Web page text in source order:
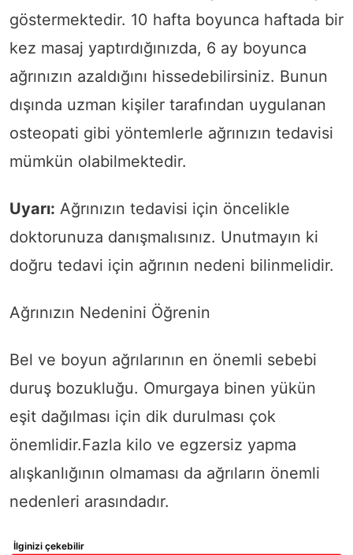
göstermektedir. 10 hafta boyunca haftada bir
kez masaj yaptırdığınızda, 6 ay boyunca
ağrınızın azaldığını hissedebilirsiniz. Bunun
dışında uzman kişiler tarafından uygulanan
osteopati gibi yöntemlerle ağrınızın tedavisi
mümkün olabilmektedir.
Uyarı: Ağrınızın tedavisi için öncelikle
doktorunuza danışmalısınız. Unutmayın ki
doğru tedavi için ağrının nedeni bilinmelidir.
Ağrınızın Nedenini Öğrenin
Bel ve boyun ağrılarının en önemli sebebi
duruş bozukluğu. Omurgaya binen yükün
eşit dağılması için dik durulması çok
önemlidir.Fazla kilo ve egzersiz yapma
alışkanlığının olmaması da ağrıların önemli
nedenleri arasındadır.
İlginizi çekebilir